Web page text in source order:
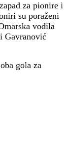
za pionire i
su poraženi
vodila
Gavranović
gola za